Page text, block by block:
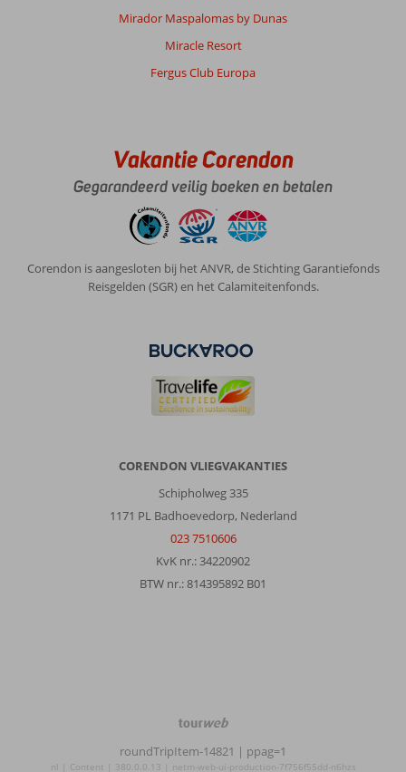
Mirador Maspalomas by Dunas
Miracle Resort
Fergus Club Europa
Vakantie Corendon
Gegarandeerd veilig boeken en betalen
Corendon is aangesloten bij het ANVR, de Stichting Garantiefonds
Reisgelden (SGR) en het Calamiteitenfonds.
CORENDON VLIEGVAKANTIES
Schipholweg 335
1171 PL Badhoevedorp, Nederland
023 7510606
KvK nr.: 34220902
BTW nr.: 814395892 B01
TourWeb
©
NetMatch
roundTripItem-14821 | ppag=1
nl | Content | 380.0.0.13 | netm-web-ui-production-7f756f55dd-n6hzs